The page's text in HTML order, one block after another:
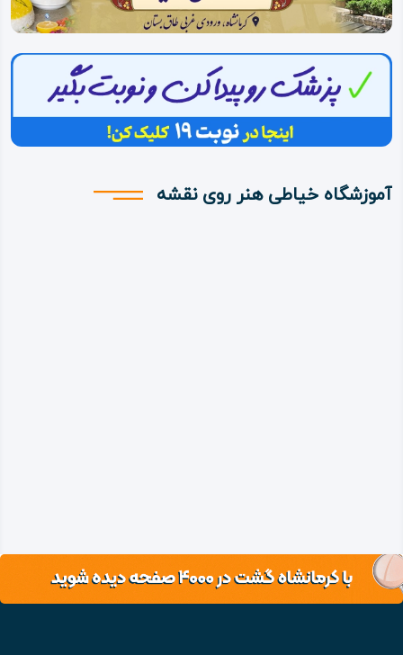
آموزشگاه خیاطی هنر روی نقشه